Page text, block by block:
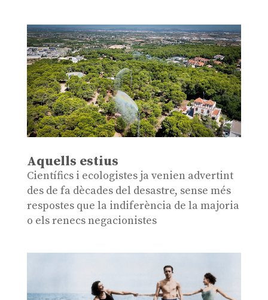
Aquells estius
Científics i ecologistes ja venien advertint
des de fa dècades del desastre, sense més
respostes que la indiferència de la majoria
o els renecs negacionistes